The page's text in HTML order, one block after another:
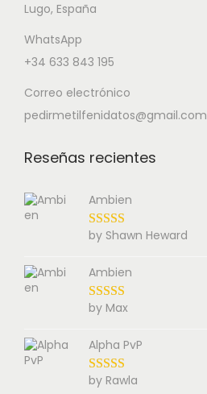
Lugo, España
WhatsApp
+34 633 843 195
Correo electrónico
pedirmetilfenidatos@gmail.com
Reseñas recientes
Ambien
by Shawn Heward
Ambien
by Max
Alpha PvP
by Rawla